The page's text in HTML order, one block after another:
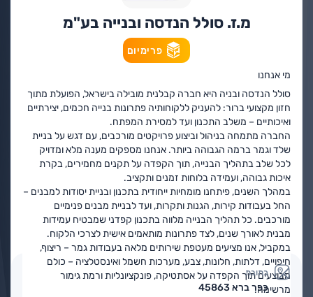
מ.ז. סולל הנדסה ובנייה בע"מ
פרימיום
מי אנחנו
סולל הנדסה ובניה היא חברה קבלנית מובילה בישראל, הפועלת מתוך
חזון מקצועי ברור: להעניק ללקוחותיה פתרונות בנייה חכמים, יצירתיים
ואיכותיים – משלב התכנון ועד למסירת המפתח.
החברה מתמחה בניהול וביצוע פרויקטים מורכבים, עם דגש על בניית
שלד וגמר ברמה הגבוהה ביותר. אנחנו מספקים מענה מלא ומדויק
לכל שלב בתהליך הבנייה, תוך הקפדה על תקנים מחמירים, בקרת
איכות גבוהה, ועמידה בלוחות זמנים ותקציב.
במהלך השנים, פיתחנו מומחיות ייחודית בתכנון ובניית יסודות למבנים –
החל בעבודות קירות, הגנות ותקרות, ועד לבניית מבנים פנימיים
מורכבים. כל תהליך הבנייה מלווה בתכנון קפדני שמבטיח עמידות
מבנית לאורך שנים, לצד פתרונות מותאמים אישית לצרכי הלקוח.
במקביל, אנו מציעים מעטפת שירותים מלאה בעבודות גמר – ריצוף,
חיפויים, דלתות, חלונות, צבע, מערכות חשמל ואינסטלציה – כולם
מבוצעים תוך הקפדה על אסתטיקה, פונקציונליות ורמת גימור
מרשימה.
כתובת
כפר ברא 45863